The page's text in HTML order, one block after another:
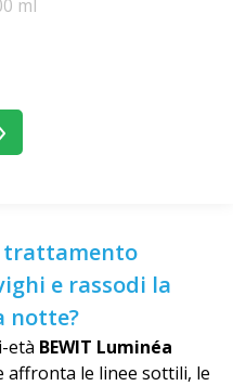
ml
trattamento
e rassodi la
notte?
età BEWIT Luminéa
affronta le linee sottili, le